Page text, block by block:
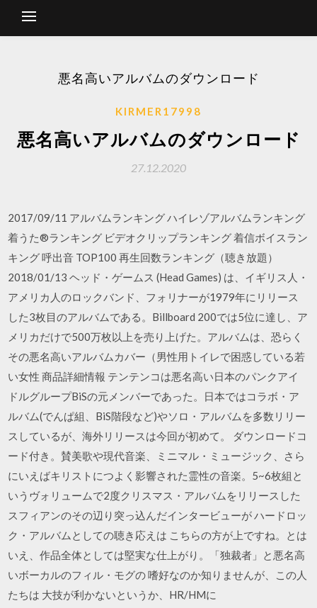
悪名高いアルバムのダウンロード
KIRMER17998
悪名高いアルバムのダウンロード
27.12.2020
2017/09/11 アルバムランキング ハイレゾアルバムランキング
着うた®ランキング ビデオクリップランキング 着信ボイスラン
キング 呼出音 TOP100 再生回数ランキング（聴き放題）
2018/01/13 ヘッド・ゲームス (Head Games) は、イギリス人・
アメリカ人のロックバンド、フォリナーが1979年にリリース
した3枚目のアルバムである。Billboard 200では5位に達し、ア
メリカだけで500万枚以上を売り上げた。アルバムは、恐らく
その悪名高いアルバムカバー（男性用トイレで困惑している若
い女性 商品詳細情報 テンテンコは悪名高い日本のパンクアイ
ドルグループBiSの元メンバーであった。日本ではコラボ・ア
ルバム(でんぱ組、BiS階段など)やソロ・アルバムを多数リリー
スしているが、海外リリースは今回が初めて。 ダウンロードコ
ード付き。賛美歌や現代音楽、ミニマル・ミュージック、さら
にいえばキリストにつよく影響された霊性の音楽。5~6枚組と
いうヴォリュームで2度クリスマス・アルバムをリリースした
スフィアンのその辺り突っ込んだインタービューが ハードロッ
ク・アルバムとしての聴き応えは こちらの方が上ですね。とは
いえ、作品全体としては堅実な仕上がり。「独裁者」と悪名高
いボーカルのフィル・モグの 嗜好なのか知りませんが、この人
たちは 大技が利かないというか、HR/HMに